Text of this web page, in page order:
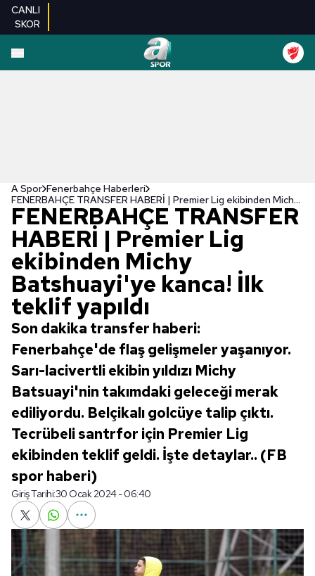
CANLI
SKOR
A Spor Fenerbahçe Haberleri
FENERBAHÇE TRANSFER HABERİ | Premier Lig ekibinden Michy Batshuayi'ye kanca! İlk teklif yapıldı
FENERBAHÇE TRANSFER
HABERİ | Premier Lig
ekibinden Michy
Batshuayi'ye kanca! İlk
teklif yapıldı
Son dakika transfer haberi:
Fenerbahçe'de flaş gelişmeler yaşanıyor.
Sarı-lacivertli ekibin yıldızı Michy
Batsuayi'nin takımdaki geleceği merak
ediliyordu. Belçikalı golcüye talip çıktı.
Tecrübeli santrfor için Premier Lig
ekibinden teklif geldi. İşte detaylar.. (FB
spor haberi)
Giriş Tarihi:30 Ocak 2024 - 06:40